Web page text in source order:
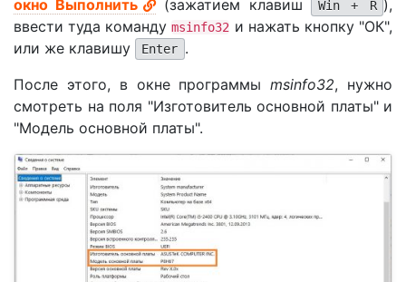
окно Выполнить (зажатием клавиш Win + R ),
ввести туда командуmsinfo32 и нажать кнопку "ОК",
или же клавишу
Enter .
После этого, в окне программыmsinfo32, нужно
смотреть на поля "Изготовитель основной платы" и
"Модель основной платы".